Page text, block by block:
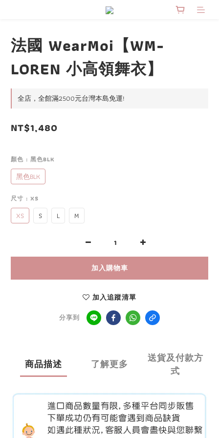
法國 WearMoi【WM-
LOREN 小高領舞衣】
全店，全館滿2500元台灣本島免運!
NT$1,480
顏色 : 黑色BLK
黑色BLK
尺寸 : XS
XS S L M
加入購物車
加入追蹤清單
分享到
商品描述 了解更多
送貨及付款方
式